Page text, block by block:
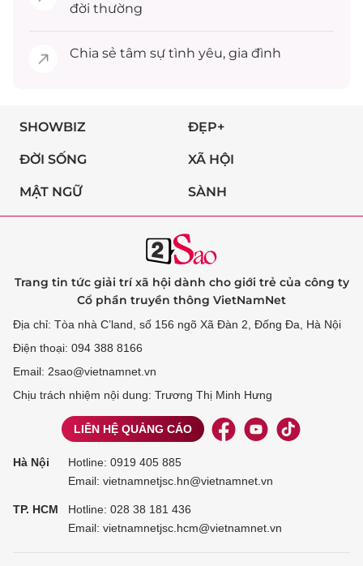
đời thường
Chia sẻ tâm sự tình yêu, gia đình
SHOWBIZ ĐẸP+
ĐỜI SỐNG XÃ HỘI
MẬT NGỮ SÀNH
Trang tin tức giải trí xã hội dành cho giới trẻ của công ty
Cổ phần truyền thông VietNamNet
Địa chỉ: Tòa nhà C’land, số 156 ngõ Xã Đàn 2, Đống Đa, Hà Nội
Điện thoại: 094 388 8166
Email: 2sao@vietnamnet.vn
Chịu trách nhiệm nội dung: Trương Thị Minh Hưng
LIÊN HỆ QUẢNG CÁO
Hà Nội Hotline: 0919 405 885
Email: vietnamnetjsc.hn@vietnamnet.vn
TP. HCM Hotline: 028 38 181 436
Email: vietnamnetjsc.hcm@vietnamnet.vn